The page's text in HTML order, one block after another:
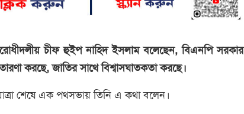
চীফ হুইপ নাহিদ ইসলাম বলেছেন, বিএনপি সরকার
করছে, জাতির সাথে বিশ্বাসঘাতকতা করছে।
শেষে এক পথসভায় তিনি এ কথা বলেন।